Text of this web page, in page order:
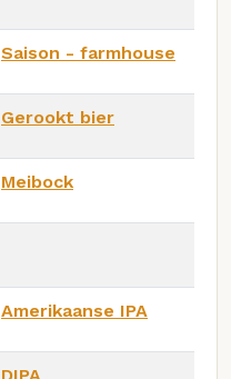
Saison - farmhouse
Gerookt bier
Meibock
Amerikaanse IPA